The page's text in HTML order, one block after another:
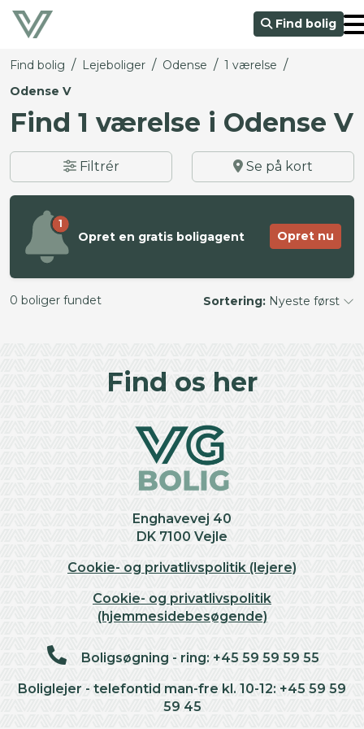
Find bolig
Find bolig / Lejeboliger / Odense / 1 værelse /
Odense V
Find 1 værelse i Odense V
Filtrér Se på kort
1
Opret en gratis boligagent Opret nu
0 boliger fundet Sortering: Nyeste først
Find os her
Enghavevej 40
DK 7100 Vejle
Cookie- og privatlivspolitik (lejere)
Cookie- og privatlivspolitik
(hjemmesidebesøgende)
Boligsøgning - ring: +45 59 59 59 55
Boliglejer - telefontid man-fre kl. 10-12: +45 59 59
59 45